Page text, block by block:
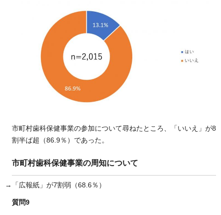
市町村歯科保健事業の参加について尋ねたところ、「いいえ」が8
割半ば超（86.9％）であった。
市町村歯科保健事業の周知について
→「広報紙」が7割弱（68.6％）
質問9